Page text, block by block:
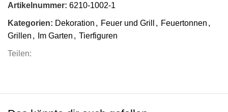
Artikelnummer: 6210-1002-1
Kategorien: Dekoration , Feuer und Grill , Feuertonnen ,
Grillen , Im Garten , Tierfiguren
Teilen: